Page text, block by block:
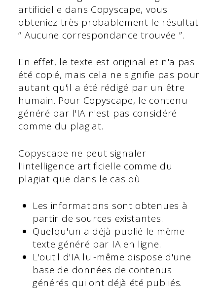
artificielle dans Copyscape, vous
obteniez très probablement le résultat
“ Aucune correspondance trouvée ”.
En effet, le texte est original et n'a pas
été copié, mais cela ne signifie pas pour
autant qu'il a été rédigé par un être
humain. Pour Copyscape, le contenu
généré par l'IA n'est pas considéré
comme du plagiat.
Copyscape ne peut signaler
l'intelligence artificielle comme du
plagiat que dans le cas où
Les informations sont obtenues à
partir de sources existantes.
Quelqu'un a déjà publié le même
texte généré par IA en ligne.
L'outil d'IA lui-même dispose d'une
base de données de contenus
générés qui ont déjà été publiés.